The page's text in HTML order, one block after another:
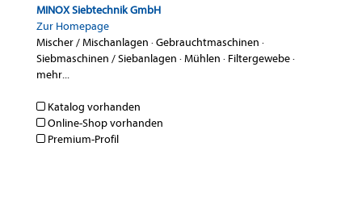
MINOX Siebtechnik GmbH
Zur Homepage
Mischer / Mischanlagen ·Gebrauchtmaschinen ·
Siebmaschinen / Siebanlagen ·Mühlen · Filtergewebe·
mehr...
Katalog vorhanden
Online-Shop vorhanden
Premium-Profil